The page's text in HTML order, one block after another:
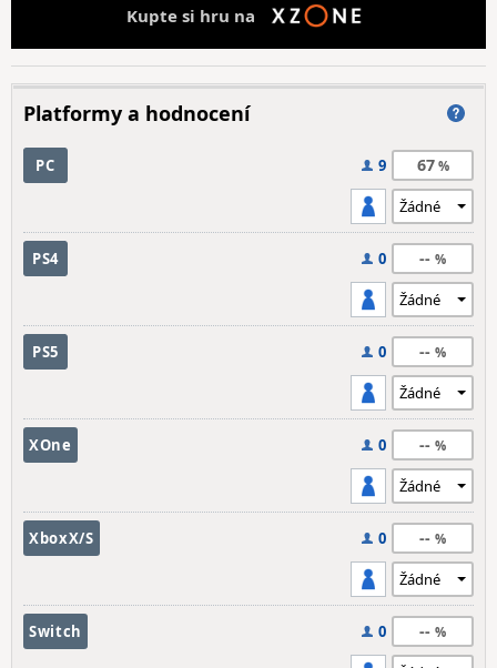
Kupte si hru na
Platformy a hodnocení
PC 9 67
PS4 0 --
PS5 0 --
XOne 0 --
XboxX/S 0 --
Switch 0 --